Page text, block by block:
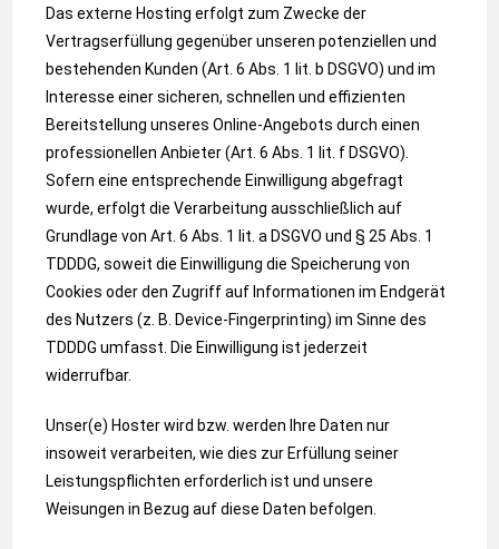
Das externe Hosting erfolgt zum Zwecke der
Vertragserfüllung gegenüber unseren potenziellen und
bestehenden Kunden (Art. 6 Abs. 1 lit. b DSGVO) und im
Interesse einer sicheren, schnellen und effizienten
Bereitstellung unseres Online-Angebots durch einen
professionellen Anbieter (Art. 6 Abs. 1 lit. f DSGVO).
Sofern eine entsprechende Einwilligung abgefragt
wurde, erfolgt die Verarbeitung ausschließlich auf
Grundlage von Art. 6 Abs. 1 lit. a DSGVO und § 25 Abs. 1
TDDDG, soweit die Einwilligung die Speicherung von
Cookies oder den Zugriff auf Informationen im Endgerät
des Nutzers (z. B. Device-Fingerprinting) im Sinne des
TDDDG umfasst. Die Einwilligung ist jederzeit
widerrufbar.
Unser(e) Hoster wird bzw. werden Ihre Daten nur
insoweit verarbeiten, wie dies zur Erfüllung seiner
Leistungspflichten erforderlich ist und unsere
Weisungen in Bezug auf diese Daten befolgen.